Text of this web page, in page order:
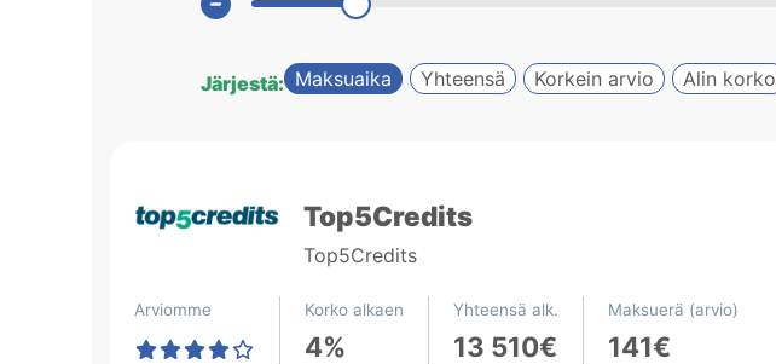
Järjestä: Maksuaika Yhteensä Korkein arvio Alin korko
Top5Credits
Top5Credits
Arviomme Korko alkaen
4%
Yhteensä alk.
13 510€
Maksuerä (arvio)
141€